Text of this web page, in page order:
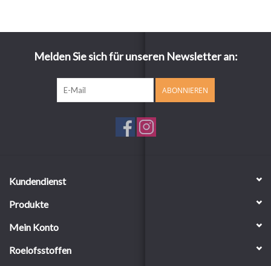
Melden Sie sich für unseren Newsletter an:
ABONNIEREN
Kundendienst
Produkte
Mein Konto
Roelofsstoffen